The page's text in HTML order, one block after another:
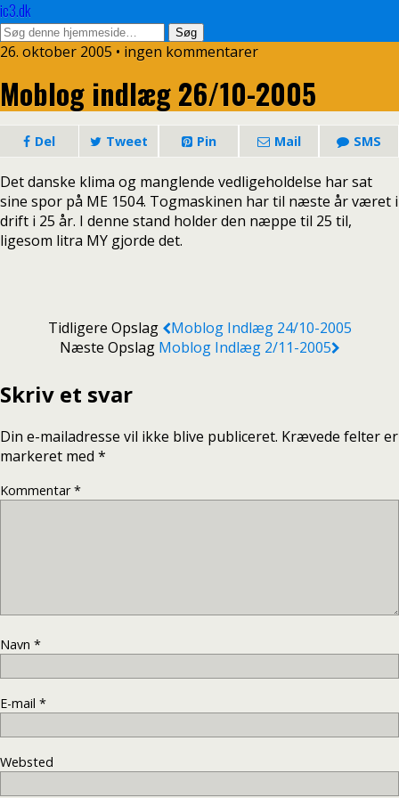
ic3.dk
26. oktober 2005 • ingen kommentarer
Moblog indlæg 26/10-2005
Del Tweet Pin Mail SMS
Det danske klima og manglende vedligeholdelse har sat
sine spor på ME 1504. Togmaskinen har til næste år været i
drift i 25 år. I denne stand holder den næppe til 25 til,
ligesom litra MY gjorde det.
Tidligere Opslag
Moblog Indlæg 24/10-2005
Næste Opslag Moblog Indlæg 2/11-2005
Skriv et svar
Din e-mailadresse vil ikke blive publiceret. Krævede felter er
markeret med *
Kommentar*
Navn *
E-mail *
Websted